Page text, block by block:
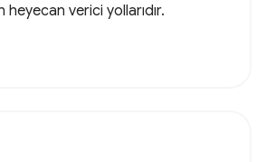
heyecan verici yollarıdır.